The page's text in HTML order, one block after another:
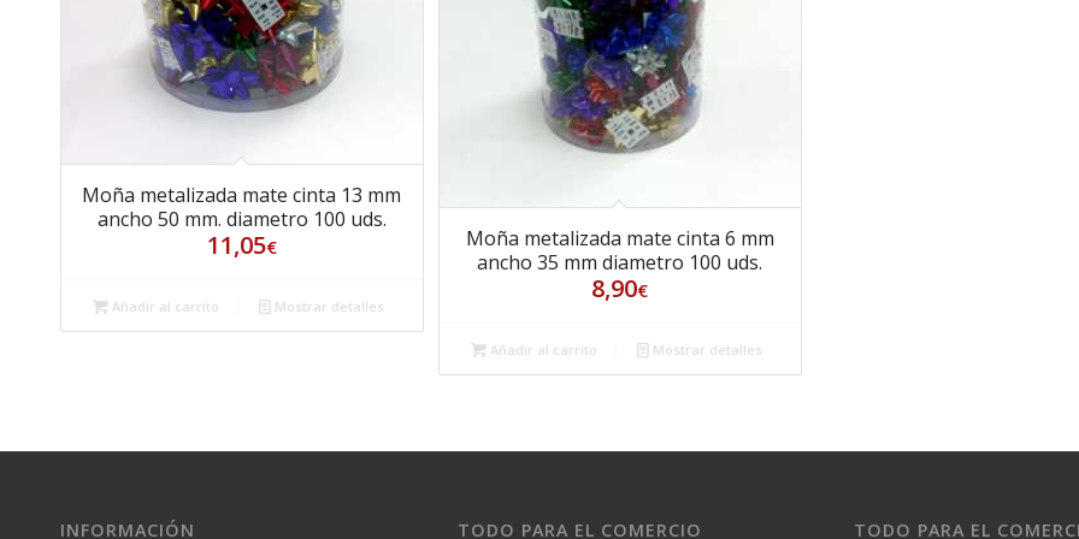
Moña metalizada mate cinta 13 mm
ancho 50 mm. diametro 100 uds.
11,05€
Añadir al carrito Mostrar detalles
Moña metalizada mate cinta 6 mm
ancho 35 mm diametro 100 uds.
8,90€
Añadir al carrito Mostrar detalles
INFORMACIÓN TODO PARA EL COMERCIO TODO PARA EL